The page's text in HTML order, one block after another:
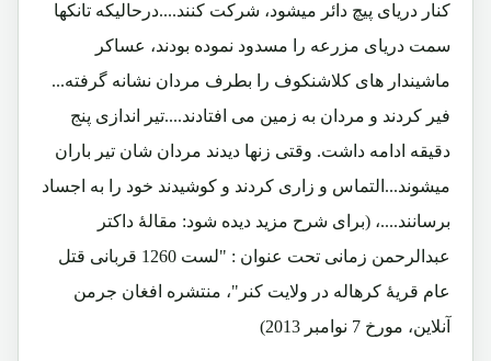
کنار دریای پیچ دائر میشود، شرکت کنند....درحالیکه تانکها
سمت دریای مزرعه را مسدود نموده بودند، عساکر
ماشیندار های کلاشنکوف را بطرف مردان نشانه گرفته...
فیر کردند و مردان به زمین می افتادند....تیر اندازی پنج
دقیقه ادامه داشت. وقتی زنها دیدند مردان شان تیر باران
میشوند...التماس و زاری کردند و کوشیدند خود را به اجساد
برسانند....، (برای شرح مزید دیده شود: مقالۀ داکتر
عبدالرحمن زمانی تحت عنوان : "لست 1260 قربانی قتل
عام قریۀ کرهاله در ولایت کنر"، منتشره افغان جرمن
آنلاین، مورخ 7 نوامبر 2013)